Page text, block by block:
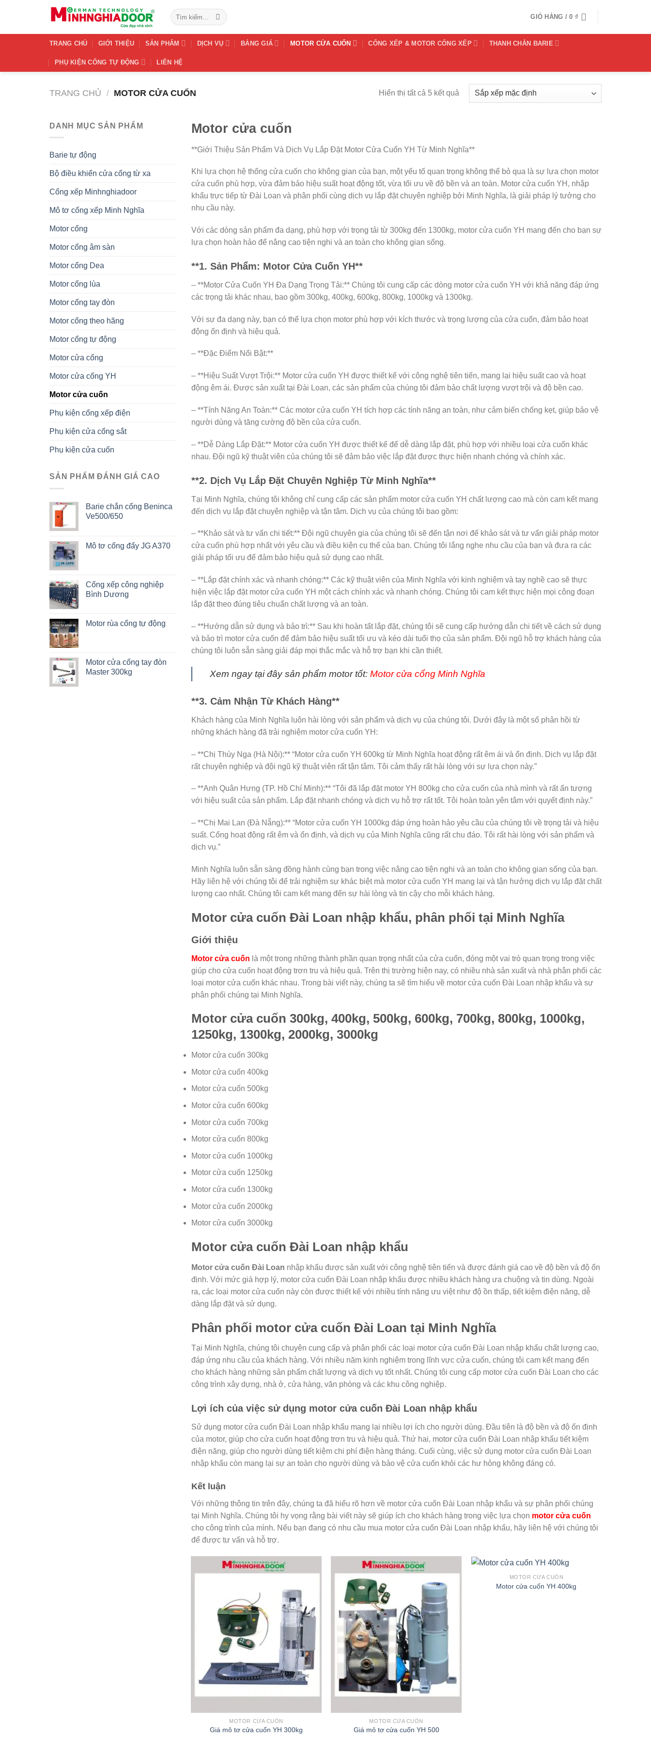
Tìm
kiếm:
GIỎ HÀNG /0 ₫
TRANG CHỦ GIỚI THIỆU SẢN PHẨM DỊCH VỤ BẢNG GIÁ MOTOR CỬA CUỐN CỔNG XẾP & MOTOR CỔNG XẾP THANH CHẮN BARIE
PHỤ KIỆN CỔNG TỰ ĐỘNG LIÊN HỆ
TRANG CHỦ / MOTOR CỬA CUỐN Hiển thị tất cả 5 kết quả
DANH MỤC SẢN PHẨM
Barie tự động
Bộ điều khiển cửa cổng từ xa
Cổng xếp Minhnghiadoor
Mô tơ cổng xếp Minh Nghĩa
Motor cổng
Motor cổng âm sàn
Motor cổng Dea
Motor cổng lùa
Motor cổng tay đòn
Motor cổng theo hãng
Motor cổng tự động
Motor cửa cổng
Motor cửa cổng YH
Motor cửa cuốn
Phụ kiện cổng xếp điện
Phụ kiện cửa cổng sắt
Phụ kiện cửa cuốn
SẢN PHẨM ĐÁNH GIÁ CAO
Barie chắn cổng Beninca
Ve500/650
Mô tơ cổng đẩy JG A370
Cổng xếp công nghiệp
Bình Dương
Motor rùa cổng tự động
Motor cửa cổng tay đòn
Master 300kg
Motor cửa cuốn
**Giới Thiệu Sản Phẩm Và Dịch Vụ Lắp Đặt Motor Cửa Cuốn YH Từ Minh Nghĩa**
Khi lựa chọn hệ thống cửa cuốn cho không gian của bạn, một yếu tố quan trọng không thể bỏ qua là sự lựa chọn motor
cửa cuốn phù hợp, vừa đảm bảo hiệu suất hoạt động tốt, vừa tối ưu về độ bền và an toàn. Motor cửa cuốn YH, nhập
khẩu trực tiếp từ Đài Loan và phân phối cùng dịch vụ lắp đặt chuyên nghiệp bởi Minh Nghĩa, là giải pháp lý tưởng cho
nhu cầu này.
Với các dòng sản phẩm đa dạng, phù hợp với trọng tải từ 300kg đến 1300kg, motor cửa cuốn YH mang đến cho bạn sự
lựa chọn hoàn hảo để nâng cao tiện nghi và an toàn cho không gian sống.
**1. Sản Phẩm: Motor Cửa Cuốn YH**
– **Motor Cửa Cuốn YH Đa Dạng Trọng Tải:** Chúng tôi cung cấp các dòng motor cửa cuốn YH với khả năng đáp ứng
các trọng tải khác nhau, bao gồm 300kg, 400kg, 600kg, 800kg, 1000kg và 1300kg.
Với sự đa dạng này, bạn có thể lựa chọn motor phù hợp với kích thước và trọng lượng của cửa cuốn, đảm bảo hoạt
động ổn định và hiệu quả.
– **Đặc Điểm Nổi Bật:**
– **Hiệu Suất Vượt Trội:** Motor cửa cuốn YH được thiết kế với công nghệ tiên tiến, mang lại hiệu suất cao và hoạt
động êm ái. Được sản xuất tại Đài Loan, các sản phẩm của chúng tôi đảm bảo chất lượng vượt trội và độ bền cao.
– **Tính Năng An Toàn:** Các motor cửa cuốn YH tích hợp các tính năng an toàn, như cảm biến chống kẹt, giúp bảo vệ
người dùng và tăng cường độ bền của cửa cuốn.
– **Dễ Dàng Lắp Đặt:** Motor cửa cuốn YH được thiết kế để dễ dàng lắp đặt, phù hợp với nhiều loại cửa cuốn khác
nhau. Đội ngũ kỹ thuật viên của chúng tôi sẽ đảm bảo việc lắp đặt được thực hiện nhanh chóng và chính xác.
**2. Dịch Vụ Lắp Đặt Chuyên Nghiệp Từ Minh Nghĩa**
Tại Minh Nghĩa, chúng tôi không chỉ cung cấp các sản phẩm motor cửa cuốn YH chất lượng cao mà còn cam kết mang
đến dịch vụ lắp đặt chuyên nghiệp và tận tâm. Dịch vụ của chúng tôi bao gồm:
– **Khảo sát và tư vấn chi tiết:** Đội ngũ chuyên gia của chúng tôi sẽ đến tận nơi để khảo sát và tư vấn giải pháp motor
cửa cuốn phù hợp nhất với yêu cầu và điều kiện cụ thể của bạn. Chúng tôi lắng nghe nhu cầu của bạn và đưa ra các
giải pháp tối ưu để đảm bảo hiệu quả sử dụng cao nhất.
– **Lắp đặt chính xác và nhanh chóng:** Các kỹ thuật viên của Minh Nghĩa với kinh nghiệm và tay nghề cao sẽ thực
hiện việc lắp đặt motor cửa cuốn YH một cách chính xác và nhanh chóng. Chúng tôi cam kết thực hiện mọi công đoạn
lắp đặt theo đúng tiêu chuẩn chất lượng và an toàn.
– **Hướng dẫn sử dụng và bảo trì:** Sau khi hoàn tất lắp đặt, chúng tôi sẽ cung cấp hướng dẫn chi tiết về cách sử dụng
và bảo trì motor cửa cuốn để đảm bảo hiệu suất tối ưu và kéo dài tuổi thọ của sản phẩm. Đội ngũ hỗ trợ khách hàng của
chúng tôi luôn sẵn sàng giải đáp mọi thắc mắc và hỗ trợ bạn khi cần thiết.
Xem ngay tại đây sản phẩm motor tốt: Motor cửa cổng Minh Nghĩa
**3. Cảm Nhận Từ Khách Hàng**
Khách hàng của Minh Nghĩa luôn hài lòng với sản phẩm và dịch vụ của chúng tôi. Dưới đây là một số phản hồi từ
những khách hàng đã trải nghiệm motor cửa cuốn YH:
– **Chị Thúy Nga (Hà Nội):** “Motor cửa cuốn YH 600kg từ Minh Nghĩa hoạt động rất êm ái và ổn định. Dịch vụ lắp đặt
rất chuyên nghiệp và đội ngũ kỹ thuật viên rất tận tâm. Tôi cảm thấy rất hài lòng với sự lựa chọn này.”
– **Anh Quân Hưng (TP. Hồ Chí Minh):** “Tôi đã lắp đặt motor YH 800kg cho cửa cuốn của nhà mình và rất ấn tượng
với hiệu suất của sản phẩm. Lắp đặt nhanh chóng và dịch vụ hỗ trợ rất tốt. Tôi hoàn toàn yên tâm với quyết định này.”
– **Chị Mai Lan (Đà Nẵng):** “Motor cửa cuốn YH 1000kg đáp ứng hoàn hảo yêu cầu của chúng tôi về trọng tải và hiệu
suất. Cổng hoạt động rất êm và ổn định, và dịch vụ của Minh Nghĩa cũng rất chu đáo. Tôi rất hài lòng với sản phẩm và
dịch vụ.”
Minh Nghĩa luôn sẵn sàng đồng hành cùng bạn trong việc nâng cao tiện nghi và an toàn cho không gian sống của bạn.
Hãy liên hệ với chúng tôi để trải nghiệm sự khác biệt mà motor cửa cuốn YH mang lại và tận hưởng dịch vụ lắp đặt chất
lượng cao nhất. Chúng tôi cam kết mang đến sự hài lòng và tin cậy cho mỗi khách hàng.
Motor cửa cuốn Đài Loan nhập khẩu, phân phối tại Minh Nghĩa
Giới thiệu
Motor cửa cuốn là một trong những thành phần quan trọng nhất của cửa cuốn, đóng một vai trò quan trọng trong việc
giúp cho cửa cuốn hoạt động trơn tru và hiệu quả. Trên thị trường hiện nay, có nhiều nhà sản xuất và nhà phân phối các
loại motor cửa cuốn khác nhau. Trong bài viết này, chúng ta sẽ tìm hiểu về motor cửa cuốn Đài Loan nhập khẩu và sự
phân phối chúng tại Minh Nghĩa.
Motor cửa cuốn 300kg, 400kg, 500kg, 600kg, 700kg, 800kg, 1000kg,
1250kg, 1300kg, 2000kg, 3000kg
Motor cửa cuốn 300kg
Motor cửa cuốn 400kg
Motor cửa cuốn 500kg
Motor cửa cuốn 600kg
Motor cửa cuốn 700kg
Motor cửa cuốn 800kg
Motor cửa cuốn 1000kg
Motor cửa cuốn 1250kg
Motor cửa cuốn 1300kg
Motor cửa cuốn 2000kg
Motor cửa cuốn 3000kg
Motor cửa cuốn Đài Loan nhập khẩu
Motor cửa cuốn Đài Loan nhập khẩu được sản xuất với công nghệ tiên tiến và được đánh giá cao về độ bền và độ ổn
định. Với mức giá hợp lý, motor cửa cuốn Đài Loan nhập khẩu được nhiều khách hàng ưa chuộng và tin dùng. Ngoài
ra, các loại motor cửa cuốn này còn được thiết kế với nhiều tính năng ưu việt như độ ồn thấp, tiết kiệm điện năng, dễ
dàng lắp đặt và sử dụng.
Phân phối motor cửa cuốn Đài Loan tại Minh Nghĩa
Tại Minh Nghĩa, chúng tôi chuyên cung cấp và phân phối các loại motor cửa cuốn Đài Loan nhập khẩu chất lượng cao,
đáp ứng nhu cầu của khách hàng. Với nhiều năm kinh nghiệm trong lĩnh vực cửa cuốn, chúng tôi cam kết mang đến
cho khách hàng những sản phẩm chất lượng và dịch vụ tốt nhất. Chúng tôi cung cấp motor cửa cuốn Đài Loan cho các
công trình xây dựng, nhà ở, cửa hàng, văn phòng và các khu công nghiệp.
Lợi ích của việc sử dụng motor cửa cuốn Đài Loan nhập khẩu
Sử dụng motor cửa cuốn Đài Loan nhập khẩu mang lại nhiều lợi ích cho người dùng. Đầu tiên là độ bền và độ ổn định
của motor, giúp cho cửa cuốn hoạt động trơn tru và hiệu quả. Thứ hai, motor cửa cuốn Đài Loan nhập khẩu tiết kiệm
điện năng, giúp cho người dùng tiết kiệm chi phí điện hàng tháng. Cuối cùng, việc sử dụng motor cửa cuốn Đài Loan
nhập khẩu còn mang lại sự an toàn cho người dùng và bảo vệ cửa cuốn khỏi các hư hỏng không đáng có.
Kết luận
Với những thông tin trên đây, chúng ta đã hiểu rõ hơn về motor cửa cuốn Đài Loan nhập khẩu và sự phân phối chúng
tại Minh Nghĩa. Chúng tôi hy vọng rằng bài viết này sẽ giúp ích cho khách hàng trong việc lựa chọn motor cửa cuốn
cho công trình của mình. Nếu bạn đang có nhu cầu mua motor cửa cuốn Đài Loan nhập khẩu, hãy liên hệ với chúng tôi
để được tư vấn và hỗ trợ.
MOTOR CỬA CUỐN
Giá mô tơ cửa cuốn YH 300kg
MOTOR CỬA CUỐN
Giá mô tơ cửa cuốn YH 500
MOTOR CỬA CUỐN
Motor cửa cuốn YH 400kg